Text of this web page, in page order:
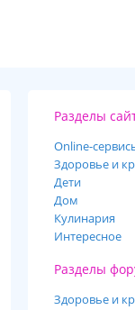
Разделы
Online-
Здоровье и
Дети
Дом
Кулинария
Интересное
Разделы
Здоровье и